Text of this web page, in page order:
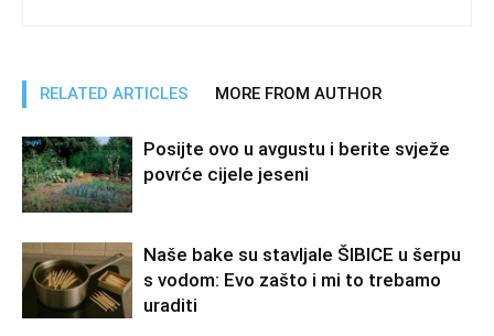
RELATED ARTICLES MORE FROM AUTHOR
Posijte ovo u avgustu i berite svježe
povrće cijele jeseni
Naše bake su stavljale ŠIBICE u šerpu
s vodom: Evo zašto i mi to trebamo
uraditi